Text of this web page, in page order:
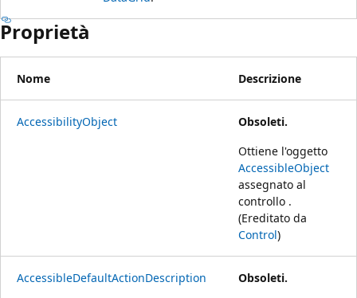
Proprietà
Nome Descrizione
AccessibilityObject
Obsoleti.
Ottiene l'oggetto
AccessibleObject
assegnato al
controllo .
(Ereditato da
Control)
AccessibleDefaultActionDescription
Obsoleti.